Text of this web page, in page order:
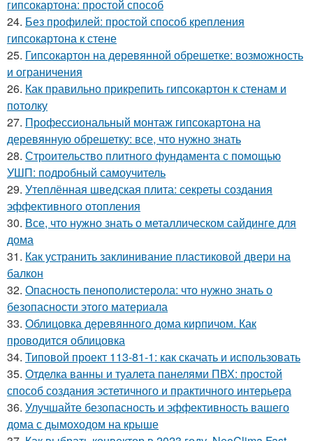
гипсокартона: простой способ
24. Без профилей: простой способ крепления
гипсокартона к стене
25. Гипсокартон на деревянной обрешетке: возможность
и ограничения
26. Как правильно прикрепить гипсокартон к стенам и
потолку
27. Профессиональный монтаж гипсокартона на
деревянную обрешетку: все, что нужно знать
28. Строительство плитного фундамента с помощью
УШП: подробный самоучитель
29. Утеплённая шведская плита: секреты создания
эффективного отопления
30. Все, что нужно знать о металлическом сайдинге для
дома
31. Как устранить заклинивание пластиковой двери на
балкон
32. Опасность пенополистерола: что нужно знать о
безопасности этого материала
33. Облицовка деревянного дома кирпичом. Как
проводится облицовка
34. Типовой проект 113-81-1: как скачать и использовать
35. Отделка ванны и туалета панелями ПВХ: простой
способ создания эстетичного и практичного интерьера
36. Улучшайте безопасность и эффективность вашего
дома с дымоходом на крыше